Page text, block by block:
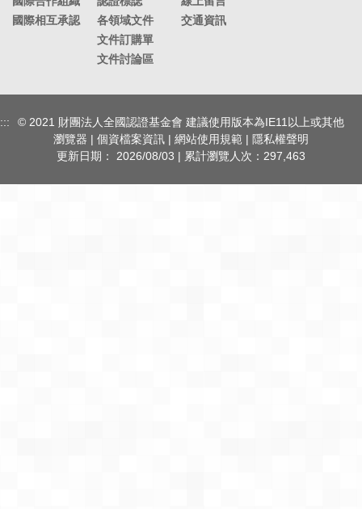
國際相互承認
各領域文件
文件訂購單
文件討論區
交通資訊
:::
© 2021 財團法人全國認證基金會 建議使用版本為IE11以上或其他
瀏覽器 | 個資檔案資訊 | 網站使用規範 | 隱私權聲明
更新日期： 2026/08/03 | 累計瀏覽人次： 297,463